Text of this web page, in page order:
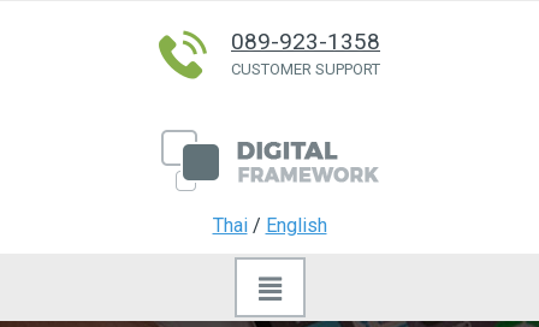
089-923-1358
CUSTOMER SUPPORT
Thai/ English